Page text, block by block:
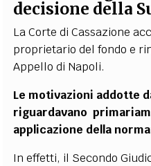
decisione della
La Corte di Cassazione
proprietario del fondo e
Appello di Napoli.
Le motivazioni addotte
riguardavano
applicazione della
In effetti, il Secondo